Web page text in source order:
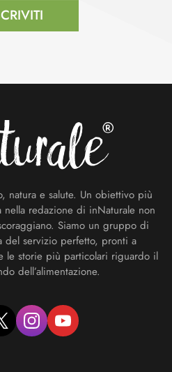
natura e salute. Un obiettivo più
redazione di inNaturale non
Siamo un gruppo di
del servizio perfetto, pronti a
le storie più particolari riguardo il
dell’alimentazione.
twitter instagramyoutube